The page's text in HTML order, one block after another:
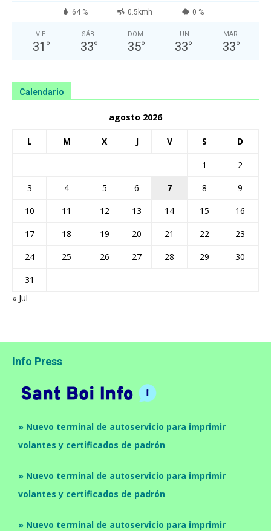
64 % 0.5kmh 0 %
VIE
31 °
SÁB
33°
DOM
35°
LUN
33°
MAR
33°
Calendario
agosto 2026
L M X J V S D
1
2
3
4 5 6 7 8
9
10
11 12 13 14 15
16
17
18 19 20 21 22
23
24
25 26 27 28 29
30
31
« Jul
Info Press
» Nuevo terminal de autoservicio para imprimir
volantes y certificados de padrón
» Nuevo terminal de autoservicio para imprimir
volantes y certificados de padrón
» Nuevo terminal de autoservicio para imprimir